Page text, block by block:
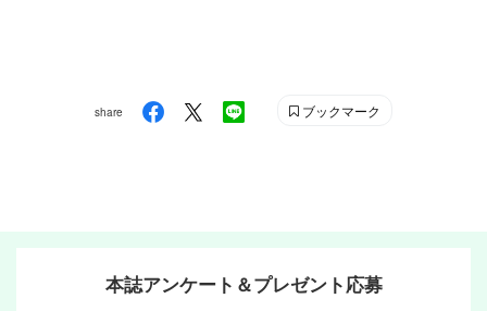
share ブックマーク
本誌アンケート＆プレゼント応募